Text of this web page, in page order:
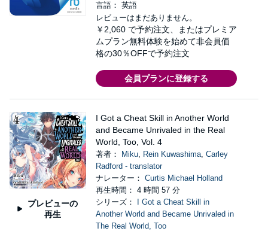
言語： 英語
レビューはまだありません。
￥2,060 で予約注文、またはプレミア
ムプラン無料体験を始めて非会員価
格の30％OFFで予約注文
会員プランに登録する
プレビューの
再生
I Got a Cheat Skill in Another World
and Became Unrivaled in the Real
World, Too, Vol. 4
著者： Miku, Rein Kuwashima, Carley
Radford - translator
ナレーター： Curtis Michael Holland
再生時間： 4 時間 57 分
シリーズ：
I Got a Cheat Skill in
Another World and Became Unrivaled in
The Real World, Too